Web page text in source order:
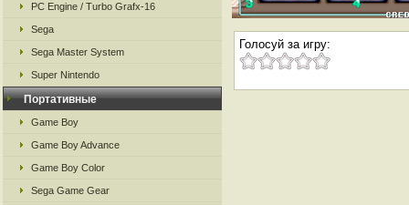
PC Engine / Turbo Grafx-16
Sega
Sega Master System
Super Nintendo
Портативные
Game Boy
Game Boy Advance
Game Boy Color
Sega Game Gear
Голосуй за игру: